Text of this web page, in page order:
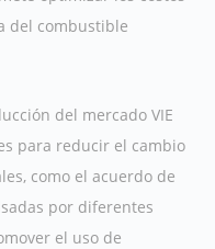
del combustible
del mercado VIE
para reducir el cambio
como el acuerdo de
por diferentes
el uso de